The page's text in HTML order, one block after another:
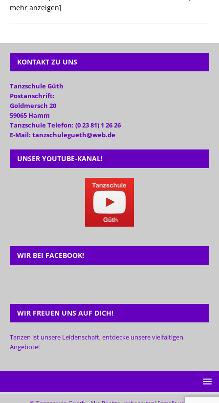
mehr anzeigen]
KONTAKT ZU UNS
Tanzschule Güth
Postanschrift:
Goldmersch 20
59065 Hamm
Tanzschule Telefon: (0 23 81) 1 26 26
E-Mail: tanzschulegueth@web.de
UNSER YOUTUBE-KANAL!
WIR BEI FACEBOOK!
WIR FREUEN UNS AUF DICH!
Tanzen ist unsere Leidenschaft, entdecke unsere vielfältigen
Angebote!